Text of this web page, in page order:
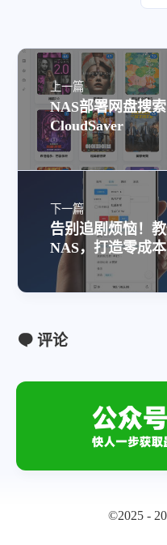
上一篇
NAS部署网盘搜
CloudSaver
下一篇
告别追剧烦恼！
NAS，打造零成本
评论
©2025 -